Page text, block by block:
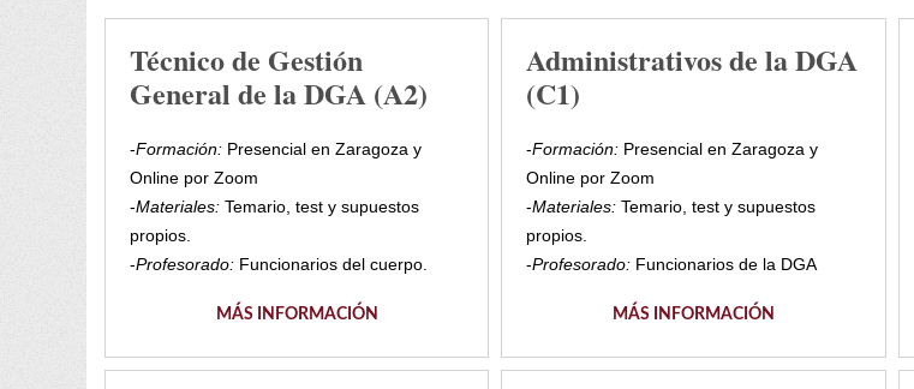
Técnico de Gestión
General de la DGA (A2)
-Formación: Presencial en Zaragoza y
Online por Zoom
-Materiales: Temario, test y supuestos
propios.
-Profesorado: Funcionarios del cuerpo.
MÁS INFORMACIÓN
Administrativos de la DGA
(C1)
-Formación: Presencial en Zaragoza y
Online por Zoom
-Materiales: Temario, test y supuestos
propios.
-Profesorado: Funcionarios de la DGA
MÁS INFORMACIÓN